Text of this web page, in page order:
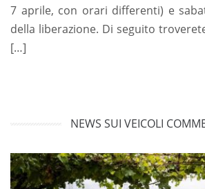
7 aprile, con orari differenti) e
della liberazione. Di seguito
[…]
NEWS SUI VEICOLI